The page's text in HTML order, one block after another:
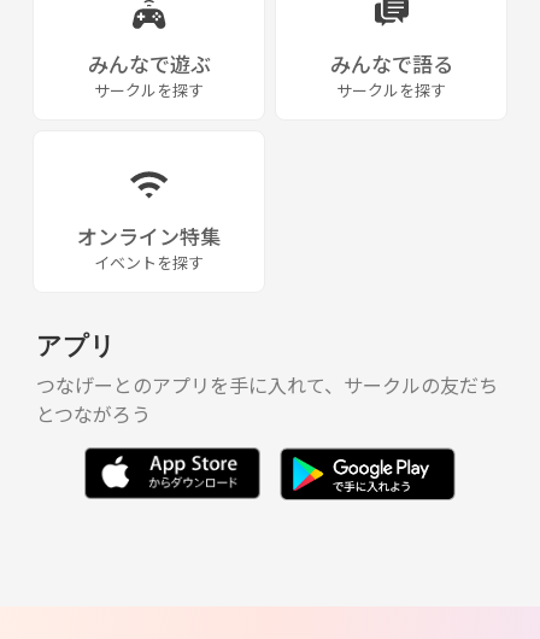
みんなで遊ぶ
サークルを探す
みんなで語る
サークルを探す
オンライン特集
イベントを探す
アプリ
つなげーとのアプリを手に入れて、サークルの友だち
とつながろう